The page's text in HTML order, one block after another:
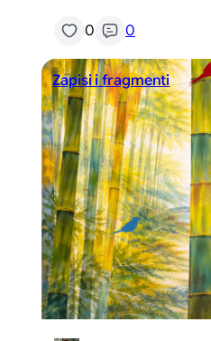
0 0
Zapisi i fragmenti